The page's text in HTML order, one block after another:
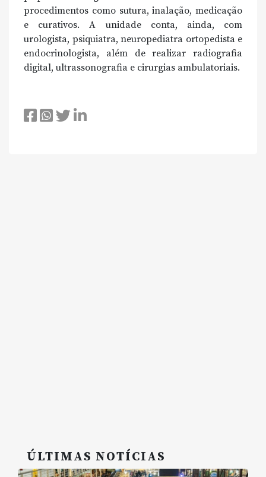
procedimentos como sutura, inalação, medicação
e curativos. A unidade conta, ainda, com
urologista, psiquiatra, neuropediatra ortopedista e
endocrinologista, além de realizar radiografia
digital, ultrassonografia e cirurgias ambulatoriais.
ÚLTIMAS NOTÍCIAS